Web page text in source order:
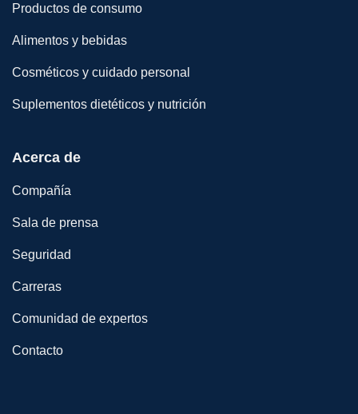
Productos de consumo
Alimentos y bebidas
Cosméticos y cuidado personal
Suplementos dietéticos y nutrición
Acerca de
Compañía
Sala de prensa
Seguridad
Carreras
Comunidad de expertos
Contacto